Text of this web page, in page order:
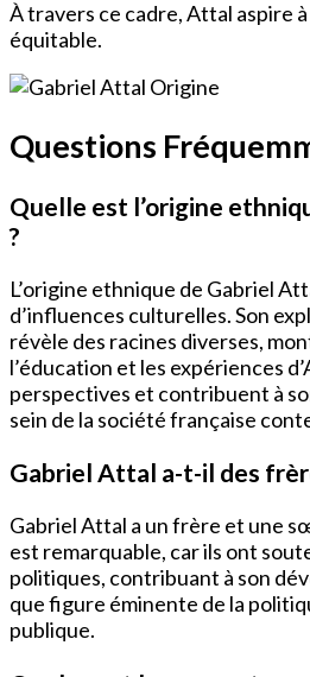
À travers ce cadre, Attal aspire
équitable.
Questions
Quelle est l’origine
?
L’origine ethnique de Gabriel
d’influences culturelles. Son
révèle des racines diverses,
l’éducation et les expériences
perspectives et contribuent à
sein de la société française
Gabriel Attal a-t-il des
Gabriel Attal a un frère et une
est remarquable, car ils ont
politiques, contribuant à son
que figure éminente de la
publique.